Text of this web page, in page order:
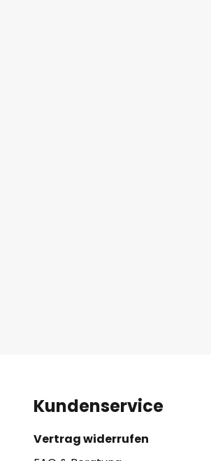
Kundenservice
Vertrag widerrufen